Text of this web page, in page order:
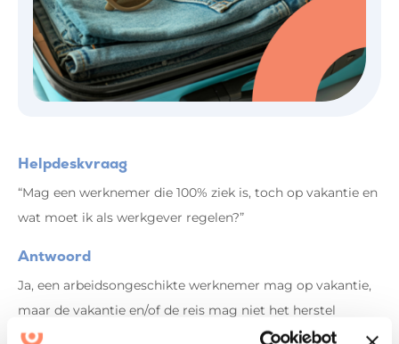
Helpdeskvraag
“Mag een werknemer die 100% ziek is, toch op vakantie en
wat moet ik als werkgever regelen?”
Antwoord
Ja, een arbeidsongeschikte werknemer mag op vakantie,
maar de vakantie en/of de reis mag niet het herstel
belemmeren. Een bedrijfsarts kan vaststellen of er